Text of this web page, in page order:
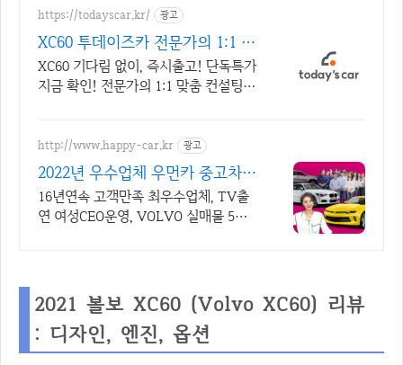
https://todayscar.kr/ 광고
XC60 투데이즈카 전문가의 1:1 맞
춤 컨설팅
XC60 기다림 없이, 즉시출고! 단독특가
지금 확인! 전문가의 1:1 맞춤 컨설팅으
http://www.happy-car.kr 광고
2022년 우수업체 우먼카 중고차는
최우수모범업체에서!
16년연속 고객만족 최우수업체, TV출
연 여성CEO운영, VOLVO 실매물 5만
2021 볼보 XC60 (Volvo XC60) 리뷰
: 디자인, 엔진, 옵션